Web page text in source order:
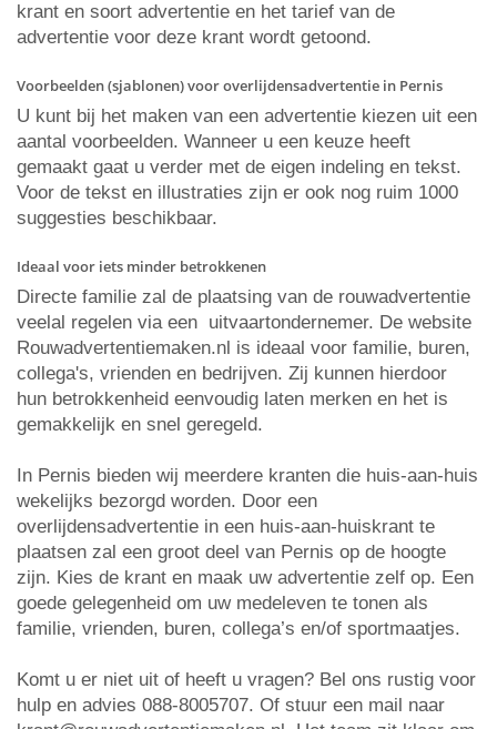
krant en soort advertentie en het tarief van de
advertentie voor deze krant wordt getoond.
Voorbeelden (sjablonen) voor overlijdensadvertentie in Pernis
U kunt bij het maken van een advertentie kiezen uit een
aantal voorbeelden. Wanneer u een keuze heeft
gemaakt gaat u verder met de eigen indeling en tekst.
Voor de tekst en illustraties zijn er ook nog ruim 1000
suggesties beschikbaar.
Ideaal voor iets minder betrokkenen
Directe familie zal de plaatsing van de rouwadvertentie
veelal regelen via een uitvaartondernemer. De website
Rouwadvertentiemaken.nl is ideaal voor familie, buren,
collega's, vrienden en bedrijven. Zij kunnen hierdoor
hun betrokkenheid eenvoudig laten merken en het is
gemakkelijk en snel geregeld.
In Pernis bieden wij meerdere kranten die huis-aan-huis
wekelijks bezorgd worden. Door een
overlijdensadvertentie in een huis-aan-huiskrant te
plaatsen zal een groot deel van Pernis op de hoogte
zijn. Kies de krant en maak uw advertentie zelf op. Een
goede gelegenheid om uw medeleven te tonen als
familie, vrienden, buren, collega’s en/of sportmaatjes.
Komt u er niet uit of heeft u vragen? Bel ons rustig voor
hulp en advies 088-8005707. Of stuur een mail naar